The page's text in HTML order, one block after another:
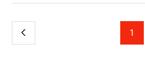
下历史出口增长率的最高记录。 进口额为1616亿美元，同比增长
体和计算机及周边设备。半导体出
上 1